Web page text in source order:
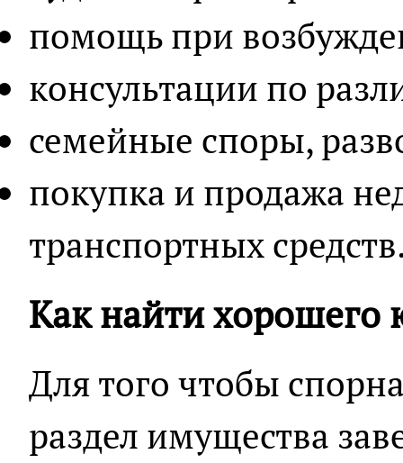
помощь при
консультации по
семейные споры,
покупка и продажа
транспортных
Как найти хорошего
Для того чтобы
раздел имущества